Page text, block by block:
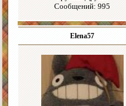
Сообщений: 995
Elena57